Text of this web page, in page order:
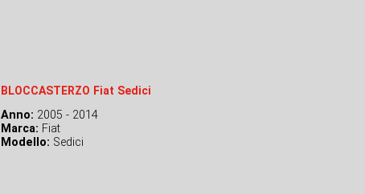
BLOCCASTERZO Fiat Sedici
Anno: 2005 - 2014
Marca: Fiat
Modello: Sedici